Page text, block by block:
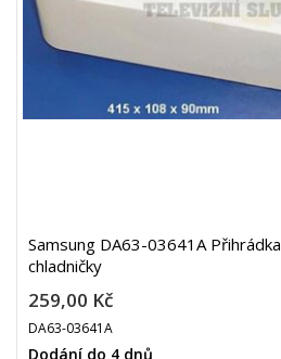
Samsung DA63-03641A
chladničky
259,00 Kč
DA63-03641A
Dodání do 4 dnů